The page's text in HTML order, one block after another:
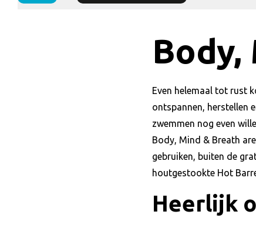
Body,
Even helemaal tot rust
ontspannen, herstellen
zwemmen nog even
Body, Mind & Breath
gebruiken, buiten de
houtgestookte Hot
Heerlijk